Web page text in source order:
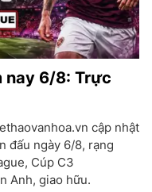
nay 6/8: Trực
cập nhật
đấu ngày 6/8, rạng
Cúp C3
Anh, giao hữu.